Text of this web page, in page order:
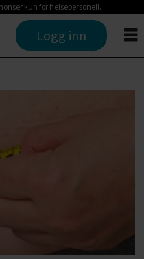
kun for helsepersonell.
Logg inn